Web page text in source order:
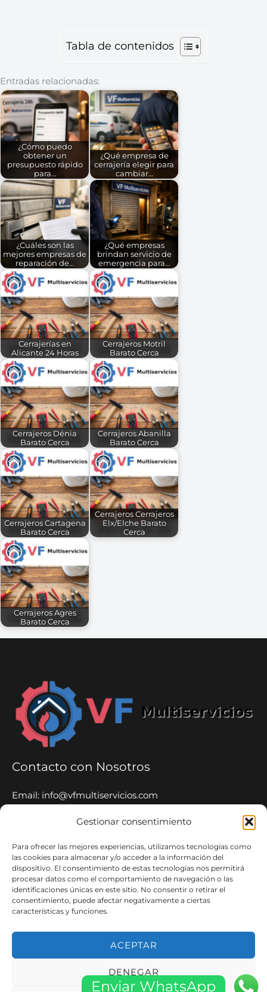
Gestionar consentimiento
Para ofrecer las mejores experiencias, utilizamos tecnologías como
las cookies para almacenar y/o acceder a la información del
dispositivo. El consentimiento de estas tecnologías nos permitirá
procesar datos como el comportamiento de navegación o las
identificaciones únicas en este sitio. No consentir o retirar el
consentimiento, puede afectar negativamente a ciertas
características y funciones.
ACEPTAR
DENEGAR
Tabla de contenidos
Entradas relacionadas:
¿Cómo puedo
obtener un
presupuesto rápido
para…
¿Qué empresa de
cerrajería elegir para
cambiar…
¿Cuáles son las
mejores empresas de
reparación de…
¿Qué empresas
brindan servicio de
emergencia para…
Cerrajerías en
Alicante 24 Horas
Cerrajeros Motril
Barato Cerca
Cerrajeros Dénia
Barato Cerca
Cerrajeros Abanilla
Barato Cerca
Cerrajeros Cartagena
Barato Cerca
Cerrajeros Cerrajeros
Elx/Elche Barato
Cerca
Cerrajeros Agres
Barato Cerca
Contacto con Nosotros
Email: info@vfmultiservicios.com
Whatsapp: 653 65 52 06
VF Multiservicios
Nuestro equipo de expertos está capacitado y
equipado para manejar una amplia gama de servicios
24 Horas 365 Días.
Copyright © 2026 VFMultiservicios.com ·Aviso Legal·Política
de Privacidad · Blog·Sitemap
Enviar WhatsApp